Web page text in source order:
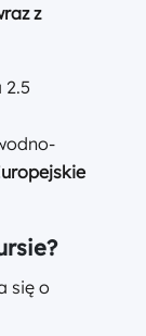
z
2.5
się o